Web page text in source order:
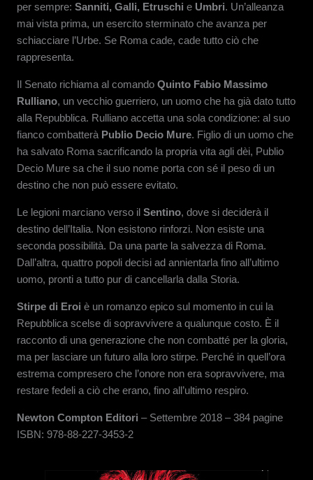
per sempre: Sanniti, Galli, Etruschi e Umbri. Un’alleanza
mai vista prima, un esercito sterminato che avanza per
schiacciare l’Urbe. Se Roma cade, cade tutto ciò che
rappresenta.
Il Senato richiama al comando Quinto Fabio Massimo
Rulliano, un vecchio guerriero, un uomo che ha già dato tutto
alla Repubblica. Rulliano accetta una sola condizione: al suo
fianco combatterà Publio Decio Mure. Figlio di un uomo che
ha salvato Roma sacrificando la propria vita agli dèi, Publio
Decio Mure sa che il suo nome porta con sé il peso di un
destino che non può essere evitato.
Le legioni marciano verso il Sentino, dove si deciderà il
destino dell’Italia. Non esistono rinforzi. Non esiste una
seconda possibilità. Da una parte la salvezza di Roma.
Dall’altra, quattro popoli decisi ad annientarla fino all’ultimo
uomo, pronti a tutto pur di cancellarla dalla Storia.
Stirpe di Eroi è un romanzo epico sul momento in cui la
Repubblica scelse di sopravvivere a qualunque costo. È il
racconto di una generazione che non combatté per la gloria,
ma per lasciare un futuro alla loro stirpe. Perché in quell’ora
estrema compresero che l’onore non era sopravvivere, ma
restare fedeli a ciò che erano, fino all’ultimo respiro.
Newton Compton Editori – Settembre 2018 – 384 pagine
ISBN: 978-88-227-3453-2